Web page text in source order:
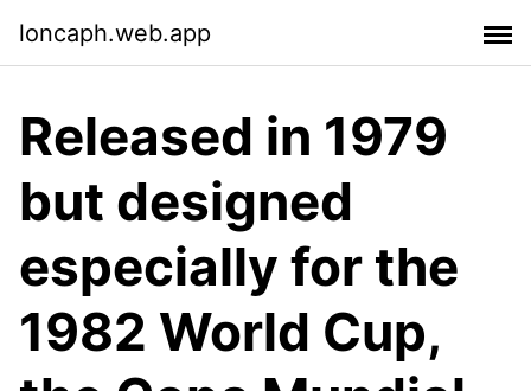
loncaph.web.app
Released in 1979
but designed
especially for the
1982 World Cup,